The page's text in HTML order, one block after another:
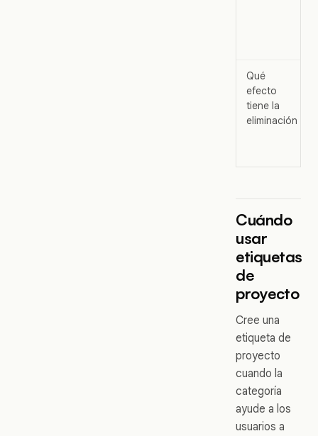
Qué
efecto
tiene la
eliminación
Cuándo
usar
etiquetas
de
proyecto
Cree una
etiqueta de
proyecto
cuando la
categoría
ayude a los
usuarios a